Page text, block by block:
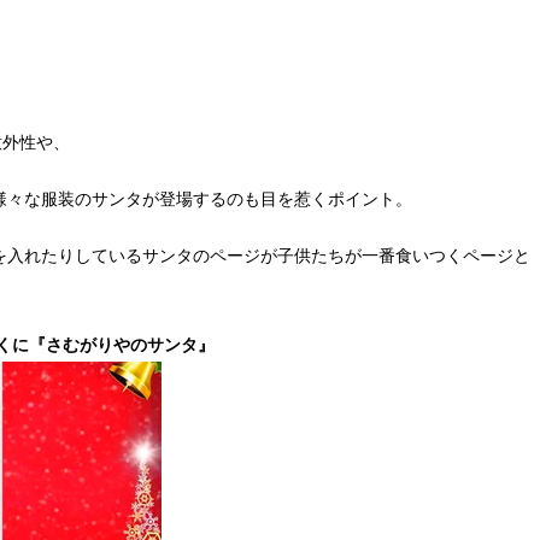
性や、
な服装のサンタが登場するのも目を惹くポイント。
れたりしているサンタのページが子供たちが一番食いつくページと
『さむがりやのサンタ』